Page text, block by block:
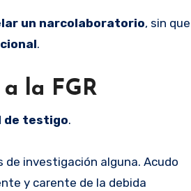
un narcolaboratorio, sin que
.
la FGR
de testigo.
investigación alguna. Acudo
y carente de la debida